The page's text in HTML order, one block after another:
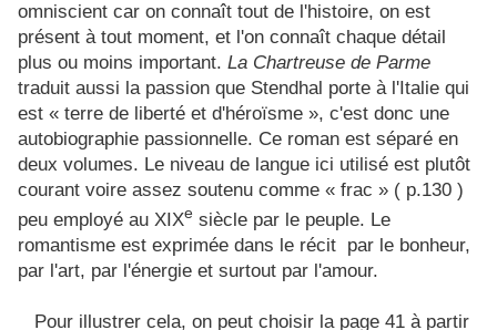
omniscient car on connaît tout de l'histoire, on est
présent à tout moment, et l'on connaît chaque détail
plus ou moins important. La Chartreuse de Parme
traduit aussi la passion que Stendhal porte à l'Italie qui
est « terre de liberté et d'héroïsme », c'est donc une
autobiographie passionnelle. Ce roman est séparé en
deux volumes. Le niveau de langue ici utilisé est plutôt
courant voire assez soutenu comme « frac » ( p.130 )
peu employé au XIXe siècle par le peuple. Le
romantisme est exprimée dans le récit par le bonheur,
par l'art, par l'énergie et surtout par l'amour.
Pour illustrer cela, on peut choisir la page 41 à partir